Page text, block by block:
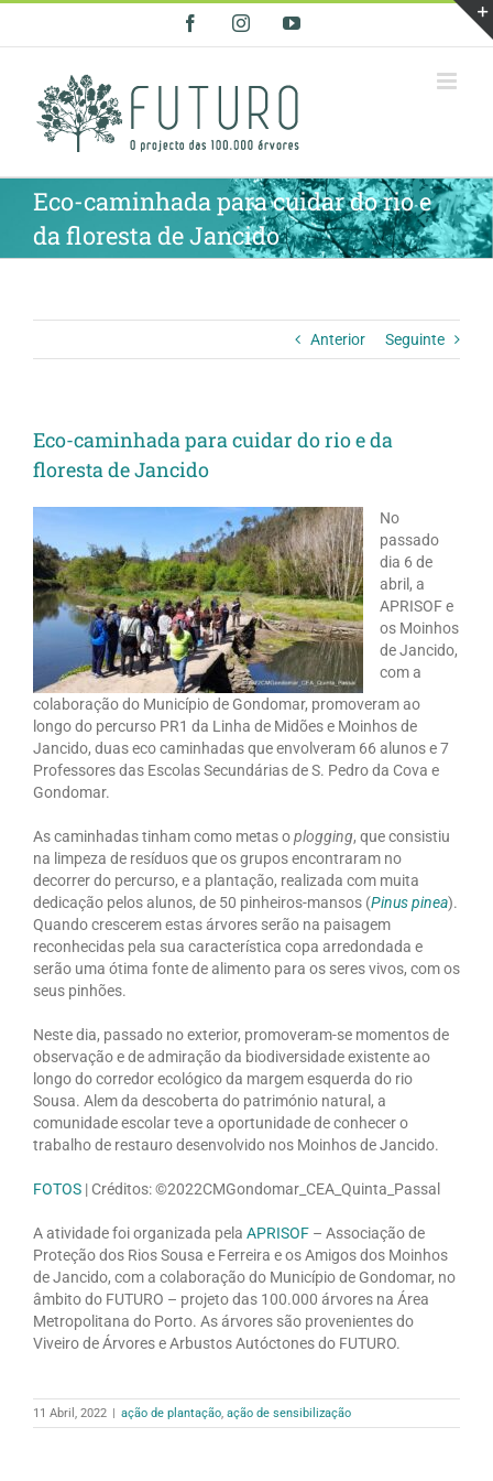
FacebookInstagramYouTube
Eco-caminhada para cuidar do rio e
da floresta de Jancido
Anterior Seguinte
Eco-caminhada para cuidar do rio e da
floresta de Jancido
No
passado
dia 6 de
abril, a
APRISOF e
os Moinhos
de Jancido,
com a
colaboração do Município de Gondomar, promoveram ao
longo do percurso PR1 da Linha de Midões e Moinhos de
Jancido, duas eco caminhadas que envolveram 66 alunos e 7
Professores das Escolas Secundárias de S. Pedro da Cova e
Gondomar.
As caminhadas tinham como metas oplogging, que consistiu
na limpeza de resíduos que os grupos encontraram no
decorrer do percurso, e a plantação, realizada com muita
dedicação pelos alunos, de 50 pinheiros-mansos (Pinus pinea).
Quando crescerem estas árvores serão na paisagem
reconhecidas pela sua característica copa arredondada e
serão uma ótima fonte de alimento para os seres vivos, com os
seus pinhões.
Neste dia, passado no exterior, promoveram-se momentos de
observação e de admiração da biodiversidade existente ao
longo do corredor ecológico da margem esquerda do rio
Sousa. Alem da descoberta do património natural, a
comunidade escolar teve a oportunidade de conhecer o
trabalho de restauro desenvolvido nos Moinhos de Jancido.
FOTOS | Créditos: ©2022CMGondomar_CEA_Quinta_Passal
A atividade foi organizada pela APRISOF– Associação de
Proteção dos Rios Sousa e Ferreira e os Amigos dos Moinhos
de Jancido, com a colaboração do Município de Gondomar, no
âmbito do FUTURO – projeto das 100.000 árvores na Área
Metropolitana do Porto. As árvores são provenientes do
Viveiro de Árvores e Arbustos Autóctones do FUTURO.
11 Abril, 2022 | ação de plantação, ação de sensibilização